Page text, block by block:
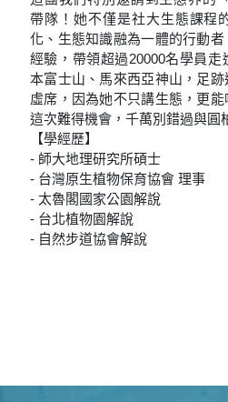
帶隊！她不僅是社大生態課程
化、生態知識融為一體的行動
經驗，帶領超過20000名學員走
本富士山、馬來西亞神山，足
虛席，因為她不只講生態，更
這次難得機會，千萬別錯過與圓
【學經歷】
- 師大地理研究所碩士
- 台灣原生植物保育協會 理事
- 太魯閣國家公園解說
- 台北植物園解說
- 自然步道協會解說